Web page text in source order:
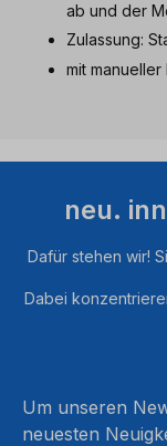
ab und der
Zulassung:
mit
neu.
Dafür stehen wir!
Dabei
Um unseren
neuesten